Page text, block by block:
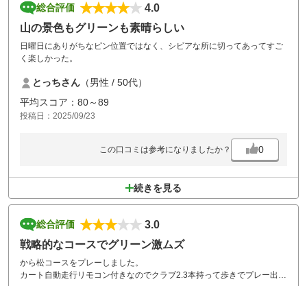
総合評価
4.0
山の景色もグリーンも素晴らしい
日曜日にありがちなピン位置ではなく、シビアな所に切ってあってすご
く楽しかった。
とっちさん （男性 / 50代）
平均スコア：80～89
投稿日：2025/09/23
この口コミは参考になりましたか？ 0
続きを見る
総合評価
3.0
戦略的なコースでグリーン激ムズ
から松コースをプレーしました。
カート自動走行リモコン付きなのでクラブ2.3本持って歩きでプレー出来